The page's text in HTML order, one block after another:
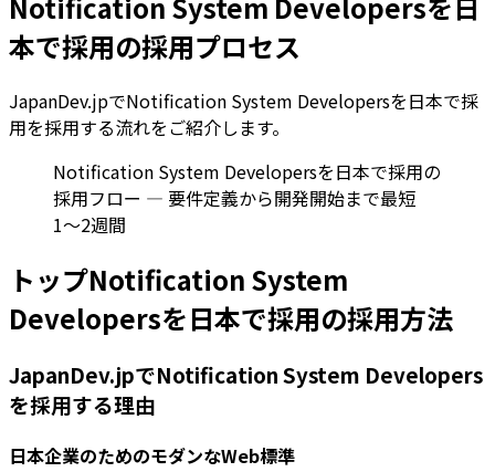
本で採用の採用プロセス
JapanDev.jpでNotification System Developersを日本で採
用を採用する流れをご紹介します。
Notification System Developersを日本で採用の
採用フロー — 要件定義から開発開始まで最短
1〜2週間
トップNotification System
Developersを日本で採用の採用方法
JapanDev.jpでNotification System Developers
を採用する理由
日本企業のためのモダンなWeb標準